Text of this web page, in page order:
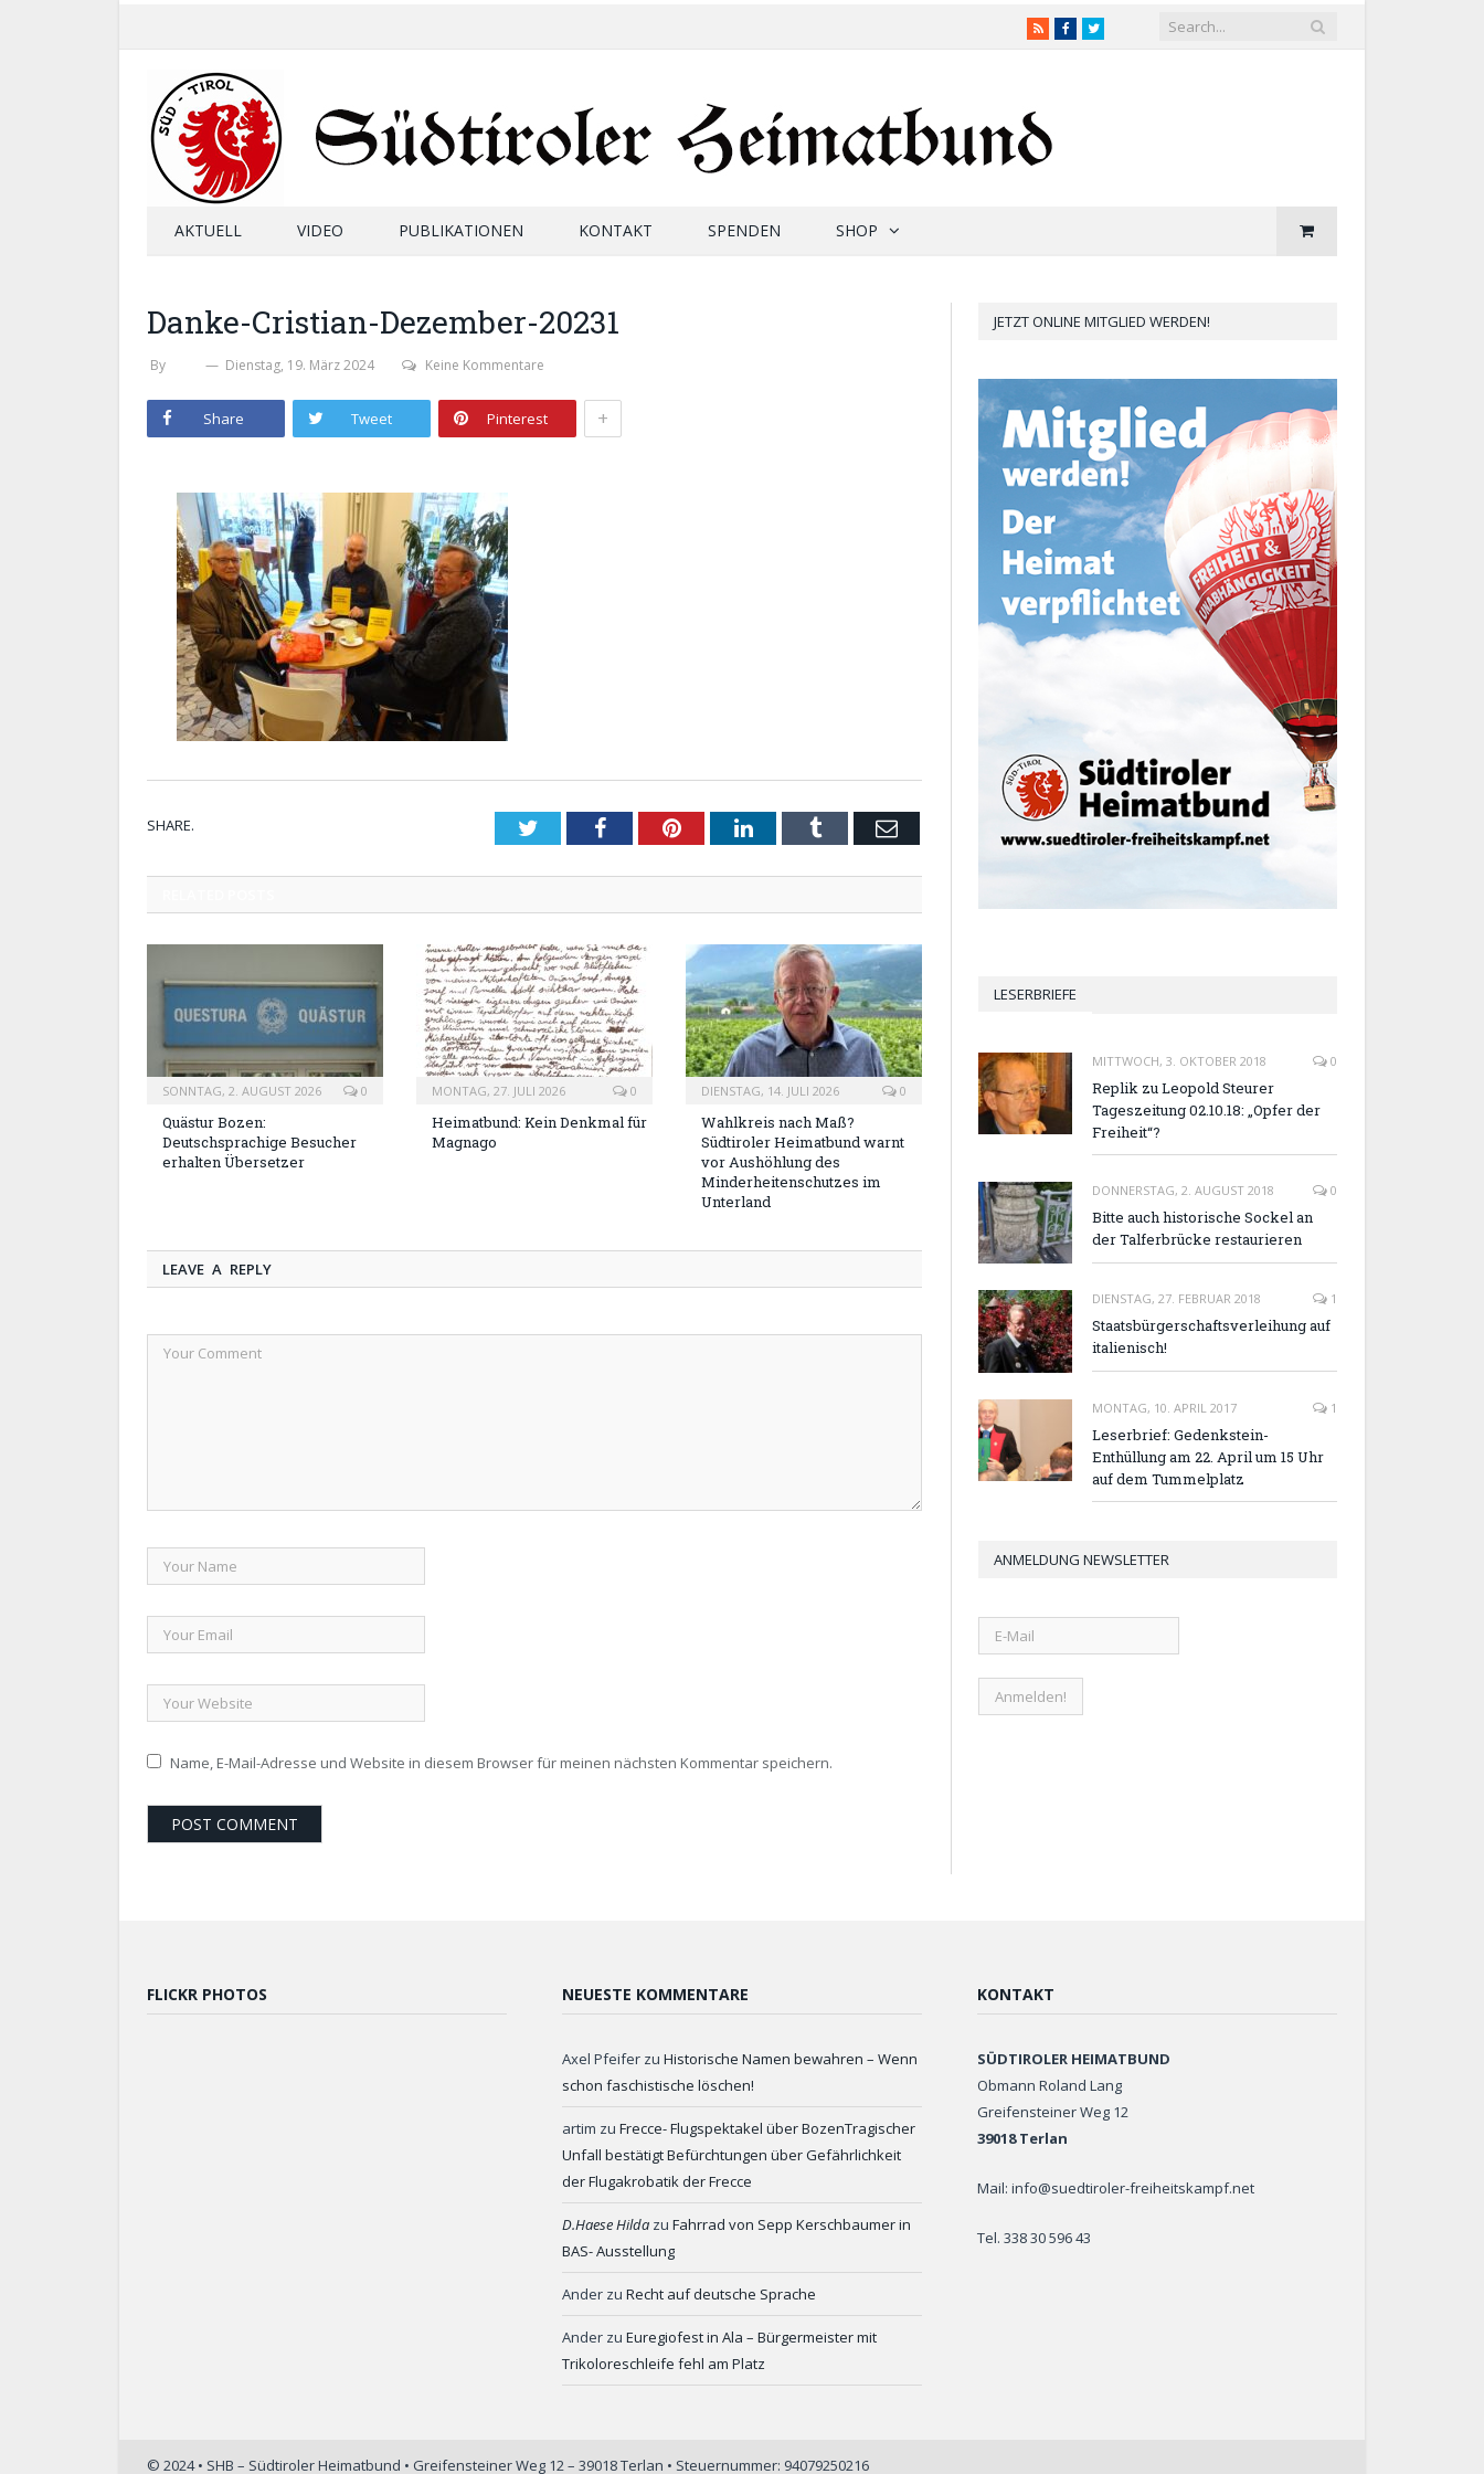
RSSFacebookTwitter
AKTUELL VIDEO PUBLIKATIONEN KONTAKT SPENDEN SHOP
Danke-Cristian-Dezember-20231
By Dienstag, 19. März 2024 Keine Kommentare
Share Tweet Pinterest +
SHARE. TwitterFacebookPinterestLinkedInTumblr Email
SONNTAG, 2. AUGUST 2026 0
Quästur Bozen:
Deutschsprachige Besucher
erhalten Übersetzer
MONTAG, 27. JULI 2026 0
Heimatbund: Kein Denkmal für
Magnago
DIENSTAG, 14. JULI 2026 0
Wahlkreis nach Maß?
Südtiroler Heimatbund warnt
vor Aushöhlung des
Minderheitenschutzes im
Unterland
LEAVE A REPLY
Name, E-Mail-Adresse und Website in diesem Browser für meinen nächsten Kommentar speichern.
JETZT ONLINE MITGLIED WERDEN!
LESERBRIEFE
MITTWOCH, 3. OKTOBER 2018 0
Replik zu Leopold Steurer
Tageszeitung 02.10.18: „Opfer der
Freiheit“?
DONNERSTAG, 2. AUGUST 2018 0
Bitte auch historische Sockel an
der Talferbrücke restaurieren
DIENSTAG, 27. FEBRUAR 2018 1
Staatsbürgerschaftsverleihung auf
italienisch!
MONTAG, 10. APRIL 2017 1
Leserbrief: Gedenkstein-
Enthüllung am 22. April um 15 Uhr
auf dem Tummelplatz
ANMELDUNG NEWSLETTER
FLICKR PHOTOS NEUESTE KOMMENTARE
Axel Pfeifer zu Historische Namen bewahren – Wenn
schon faschistische löschen!
artim zu Frecce- Flugspektakel über BozenTragischer
Unfall bestätigt Befürchtungen über Gefährlichkeit
der Flugakrobatik der Frecce
D.Haese Hilda zu Fahrrad von Sepp Kerschbaumer in
BAS- Ausstellung
Ander zu Recht auf deutsche Sprache
Ander zu Euregiofest in Ala – Bürgermeister mit
Trikoloreschleife fehl am Platz
KONTAKT
SÜDTIROLER HEIMATBUND
Obmann Roland Lang
Greifensteiner Weg 12
39018 Terlan
Mail: info@suedtiroler-freiheitskampf.net
Tel. 338 30 596 43
© 2024 • SHB – Südtiroler Heimatbund • Greifensteiner Weg 12 – 39018 Terlan • Steuernummer: 94079250216